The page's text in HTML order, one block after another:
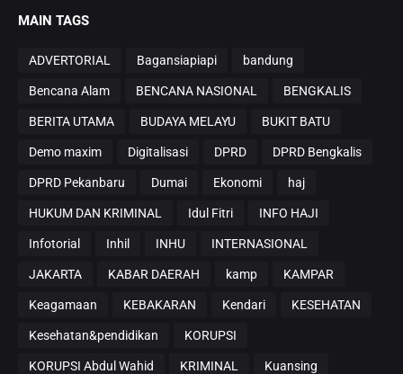
MAIN TAGS
ADVERTORIAL Bagansiapiapi bandung
Bencana Alam BENCANA NASIONAL BENGKALIS
BERITA UTAMA BUDAYA MELAYU BUKIT BATU
Demo maxim Digitalisasi DPRD DPRD Bengkalis
DPRD Pekanbaru Dumai Ekonomi haj
HUKUM DAN KRIMINAL Idul Fitri INFO HAJI
Infotorial Inhil INHU INTERNASIONAL
JAKARTA KABAR DAERAH kamp KAMPAR
Keagamaan KEBAKARAN Kendari KESEHATAN
Kesehatan&pendidikan KORUPSI
KORUPSI Abdul Wahid KRIMINAL Kuansing